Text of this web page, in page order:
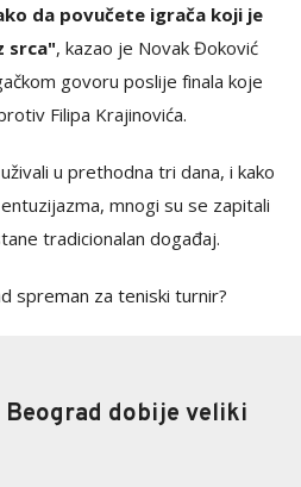
da povučete igrača koji je
srca", kazao je Novak Đoković
govoru poslije finala koje
Filipa Krajinovića.
u prethodna tri dana, i kako
mnogi su se zapitali
tradicionalan događaj.
spreman za teniski turnir?
dobije veliki
dobije veliki